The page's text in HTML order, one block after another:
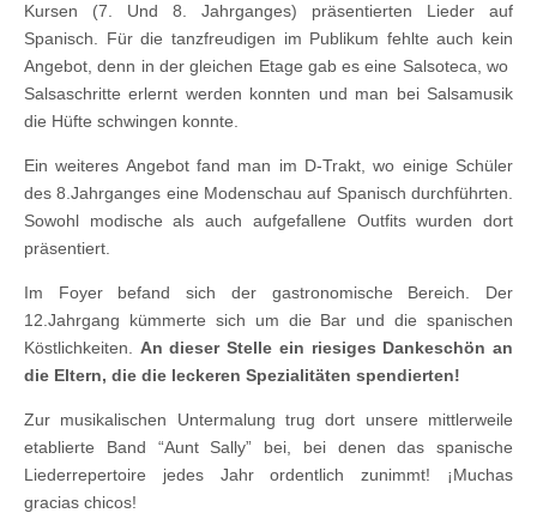
Kursen (7. Und 8. Jahrganges) präsentierten Lieder auf
Spanisch. Für die tanzfreudigen im Publikum fehlte auch kein
Angebot, denn in der gleichen Etage gab es eine Salsoteca, wo
Salsaschritte erlernt werden konnten und man bei Salsamusik
die Hüfte schwingen konnte.
Ein weiteres Angebot fand man im D-Trakt, wo einige Schüler
des 8.Jahrganges eine Modenschau auf Spanisch durchführten.
Sowohl modische als auch aufgefallene Outfits wurden dort
präsentiert.
Im Foyer befand sich der gastronomische Bereich. Der
12.Jahrgang kümmerte sich um die Bar und die spanischen
Köstlichkeiten. An dieser Stelle ein riesiges Dankeschön an
die Eltern, die die leckeren Spezialitäten spendierten!
Zur musikalischen Untermalung trug dort unsere mittlerweile
etablierte Band “Aunt Sally” bei, bei denen das spanische
Liederrepertoire jedes Jahr ordentlich zunimmt! ¡Muchas
gracias chicos!